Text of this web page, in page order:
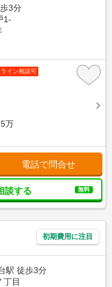
3分
1-
イン相談可
万
電話で問合せ
談する 無料
初期費用に注目
駅 徒歩3分
丁目